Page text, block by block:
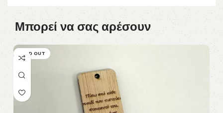
Μπορεί να σας αρέσουν
SOLD OUT